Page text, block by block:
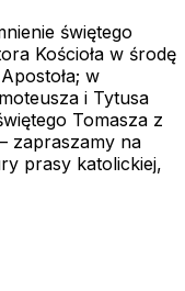
świętego
Kościoła w środę
w
i Tytusa
Tomasza z
zapraszamy na
prasy katolickiej,